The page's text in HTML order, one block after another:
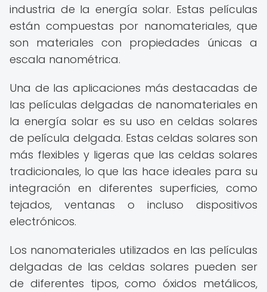
industria de la energía solar. Estas películas
están compuestas por nanomateriales, que
son materiales con propiedades únicas a
escala nanométrica.
Una de las aplicaciones más destacadas de
las películas delgadas de nanomateriales en
la energía solar es su uso en celdas solares
de película delgada. Estas celdas solares son
más flexibles y ligeras que las celdas solares
tradicionales, lo que las hace ideales para su
integración en diferentes superficies, como
tejados, ventanas o incluso dispositivos
electrónicos.
Los nanomateriales utilizados en las películas
delgadas de las celdas solares pueden ser
de diferentes tipos, como óxidos metálicos,